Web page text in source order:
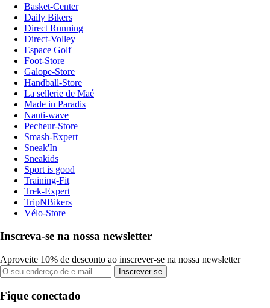
Basket-Center
Daily Bikers
Direct Running
Direct-Volley
Espace Golf
Foot-Store
Galope-Store
Handball-Store
La sellerie de Maé
Made in Paradis
Nauti-wave
Pecheur-Store
Smash-Expert
Sneak'In
Sneakids
Sport is good
Training-Fit
Trek-Expert
TripNBikers
Vélo-Store
Inscreva-se na nossa newsletter
Aproveite 10% de desconto ao inscrever-se na nossa newsletter
Inscrever-se
Fique conectado